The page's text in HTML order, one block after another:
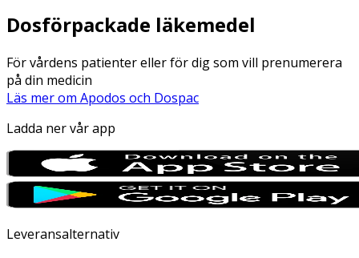
Dosförpackade läkemedel
För vårdens patienter eller för dig som vill prenumerera
på din medicin
Läs mer om Apodos och Dospac
Ladda ner vår app
Leveransalternativ